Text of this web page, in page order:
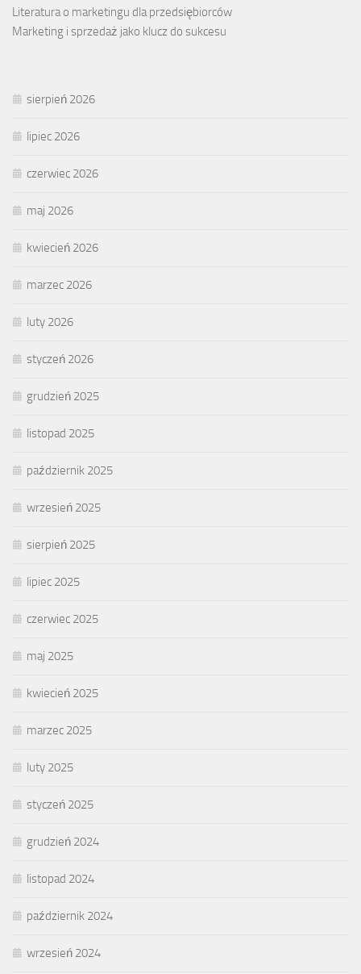
Literatura o marketingu dla przedsiębiorców
Marketing i sprzedaż jako klucz do sukcesu
sierpień 2026
lipiec 2026
czerwiec 2026
maj 2026
kwiecień 2026
marzec 2026
luty 2026
styczeń 2026
grudzień 2025
listopad 2025
październik 2025
wrzesień 2025
sierpień 2025
lipiec 2025
czerwiec 2025
maj 2025
kwiecień 2025
marzec 2025
luty 2025
styczeń 2025
grudzień 2024
listopad 2024
październik 2024
wrzesień 2024